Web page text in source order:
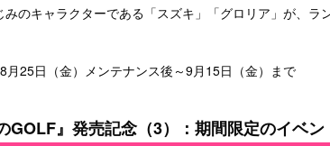
みのキャラクターである「スズキ」「グロリア」が、ラ
月25日（金）メンテナンス後～9月15日（金）まで
GOLF』発売記念（3）：期間限定のイベン